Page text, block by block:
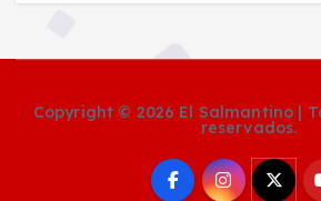
Copyright © 2026 El Salmantino |
reservados.